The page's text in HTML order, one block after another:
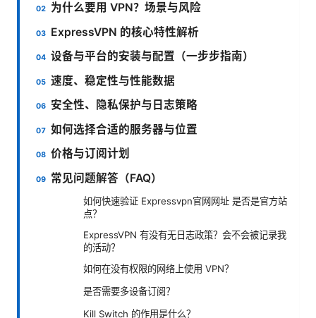
为什么要用 VPN？场景与风险
ExpressVPN 的核心特性解析
设备与平台的安装与配置（一步步指南）
速度、稳定性与性能数据
安全性、隐私保护与日志策略
如何选择合适的服务器与位置
价格与订阅计划
常见问题解答（FAQ）
如何快速验证 Expressvpn官网网址 是否是官方站
点？
ExpressVPN 有没有无日志政策？会不会被记录我
的活动？
如何在没有权限的网络上使用 VPN？
是否需要多设备订阅？
Kill Switch 的作用是什么？